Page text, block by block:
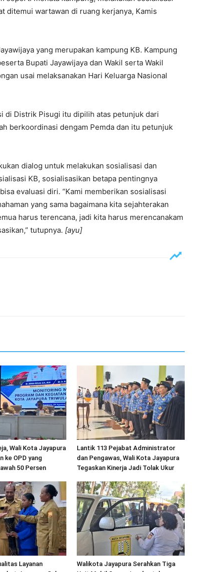
ditemui wartawan di ruang kerjanya, Kamis
yang merupakan kampung KB. Kampung
Bupati Jayawijaya dan Wakil serta Wakil
usai melaksanakan Hari Keluarga Nasional
di Distrik Pisugi itu dipilih atas petunjuk dari
berkoordinasi dengam Pemda dan itu petunjuk
dialog untuk melakukan sosialisasi dan
KB, sosialisasikan betapa pentingnya
evaluasi diri. “Kami memberikan sosialisasi
yang sama bagaimana kita sejahterakan
harus terencana, jadi kita harus merencanakam
tutupnya. [ayu]
Wali Kota Jayapura
ke OPD yang
50 Persen
Lantik 113 Pejabat Administrator
dan Pengawas, Wali Kota Jayapura
Tegaskan Kinerja Jadi Tolak Ukur
Layanan
Walikota Jayapura Serahkan Tiga